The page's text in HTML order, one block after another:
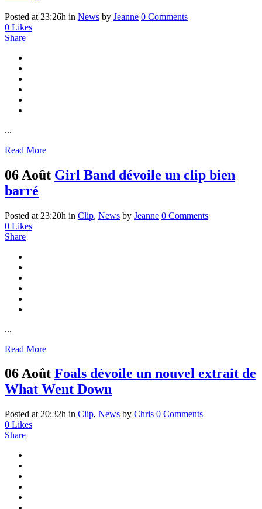
Posted at 23:26h in News by Jeanne 0 Comments
0 Likes
Share
...
Read More
06 Août Girl Band dévoile un clip bien
barré
Posted at 23:20h in Clip, News by Jeanne 0 Comments
0 Likes
Share
...
Read More
06 Août Foals dévoile un nouvel extrait de
What Went Down
Posted at 20:32h in Clip, News by Chris 0 Comments
0 Likes
Share